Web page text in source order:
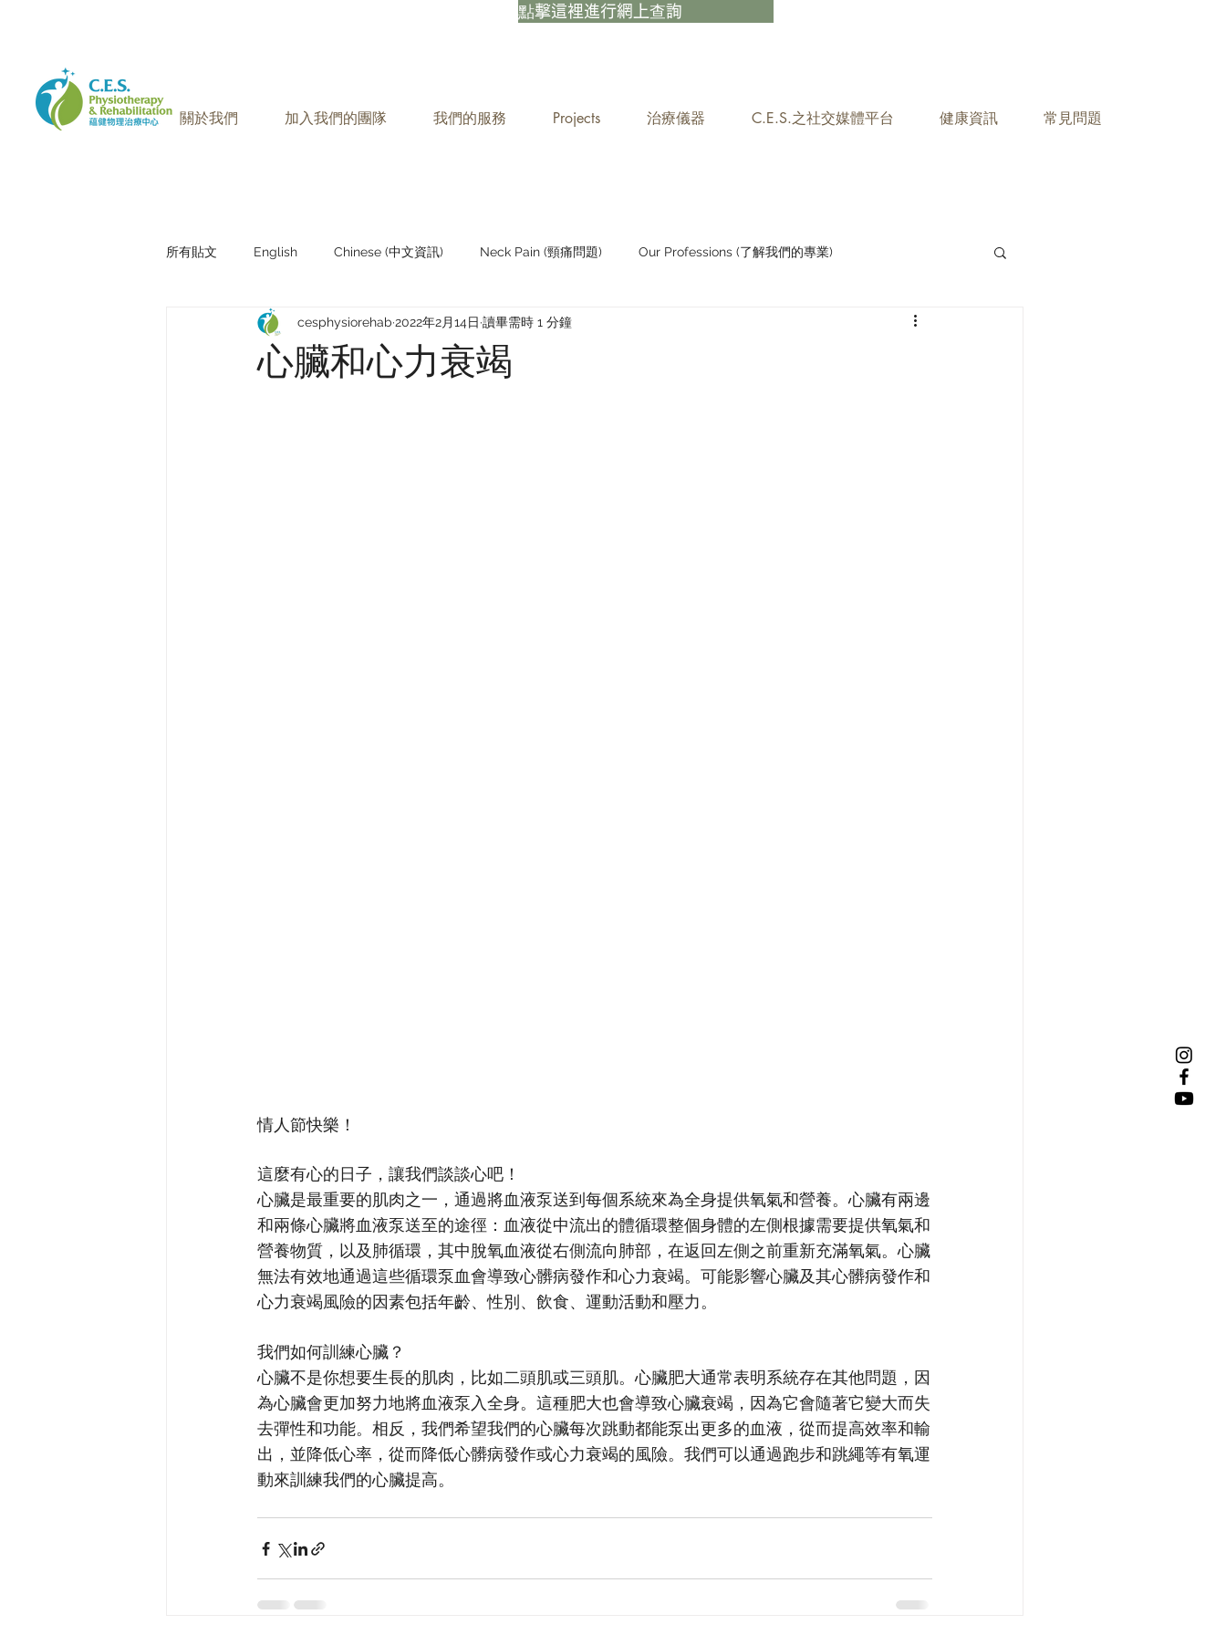
點擊這裡進行網上查詢
關於我們 加入我們的團隊 我們的服務 Projects 治療儀器 C.E.S.之社交媒體平台 健康資訊 常見問題
所有貼文 English Chinese (中文資訊) Neck Pain (頸痛問題) Our Professions (了解我們的專業)
Research Sharing (研究文獻分享) Staying Active (保持活躍)
心臟和心力衰竭
cesphysiorehab 2022年2月14日 讀畢需時 1 分鐘
情人節快樂！
這麼有心的日子，讓我們談談心吧！
心臟是最重要的肌肉之一，通過將血液泵送到每個系統來為全身提供氧氣和營養。心臟有兩邊
和兩條心臟將血液泵送至的途徑：血液從中流出的體循環整個身體的左側根據需要提供氧氣和
營養物質，以及肺循環，其中脫氧血液從右側流向肺部，在返回左側之前重新充滿氧氣。心臟
無法有效地通過這些循環泵血會導致心髒病發作和心力衰竭。可能影響心臟及其心髒病發作和
心力衰竭風險的因素包括年齡、性別、飲食、運動活動和壓力。
我們如何訓練心臟？
心臟不是你想要生長的肌肉，比如二頭肌或三頭肌。心臟肥大通常表明系統存在其他問題，因
為心臟會更加努力地將血液泵入全身。這種肥大也會導致心臟衰竭，因為它會隨著它變大而失
去彈性和功能。相反，我們希望我們的心臟每次跳動都能泵出更多的血液，從而提高效率和輸
出，並降低心率，從而降低心髒病發作或心力衰竭的風險。我們可以通過跑步和跳繩等有氧運
動來訓練我們的心臟提高。